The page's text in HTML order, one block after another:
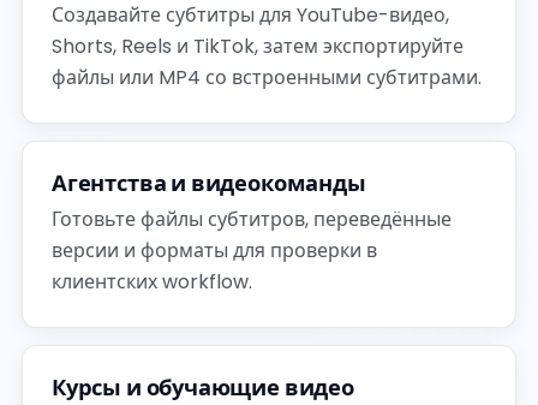
Создавайте субтитры для YouTube-видео,
Shorts, Reels и TikTok, затем экспортируйте
файлы или MP4 со встроенными субтитрами.
Агентства и видеокоманды
Готовьте файлы субтитров, переведённые
версии и форматы для проверки в
клиентских workflow.
Курсы и обучающие видео